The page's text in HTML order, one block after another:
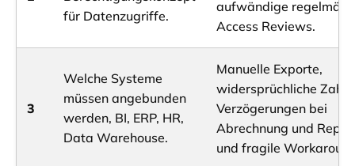
für Datenzugriffe.
aufwändige
Access Reviews.
3
Welche Systeme
müssen angebunden
werden, BI, ERP, HR,
Data Warehouse.
Manuelle Exporte,
widersprüchliche
Verzögerungen bei
Abrechnung und
und fragile